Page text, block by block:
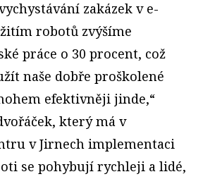
zakázek v e-
robotů zvýšíme
práce o 30 procent, což
naše dobře proškolené
efektivněji jinde,“
který má v
v Jirnech implementaci
se pohybují rychleji a lidé,